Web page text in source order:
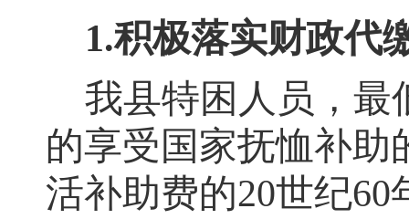
1.积极落实财政代
我县特困人员 ， 最
的享受国家抚恤补助
活补助费的20世纪60